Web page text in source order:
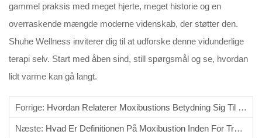
gammel praksis med meget hjerte, meget historie og en
overraskende mængde moderne videnskab, der støtter den.
Shuhe Wellness inviterer dig til at udforske denne vidunderlige
terapi selv. Start med åben sind, still spørgsmål og se, hvordan
lidt varme kan gå langt.
Forrige: Hvordan Relaterer Moxibustions Betydning Sig Til Velvære?
Næste: Hvad Er Definitionen På Moxibustion Inden For Traditionel Kinesisk Medicin?